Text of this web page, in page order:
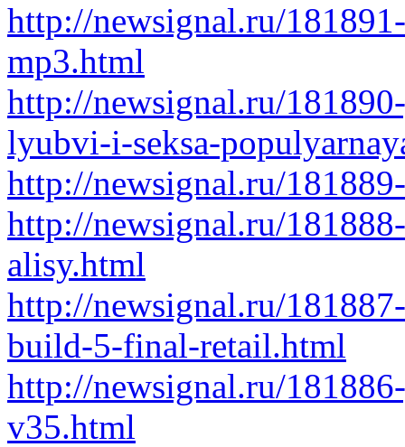
http://newsignal.ru/
mp3.html
http://newsignal.ru/
lyubvi-i-seksa-
http://newsignal.ru/
http://newsignal.ru/
alisy.html
http://newsignal.ru/
build-5-final-retail.html
http://newsignal.ru/
v35.html